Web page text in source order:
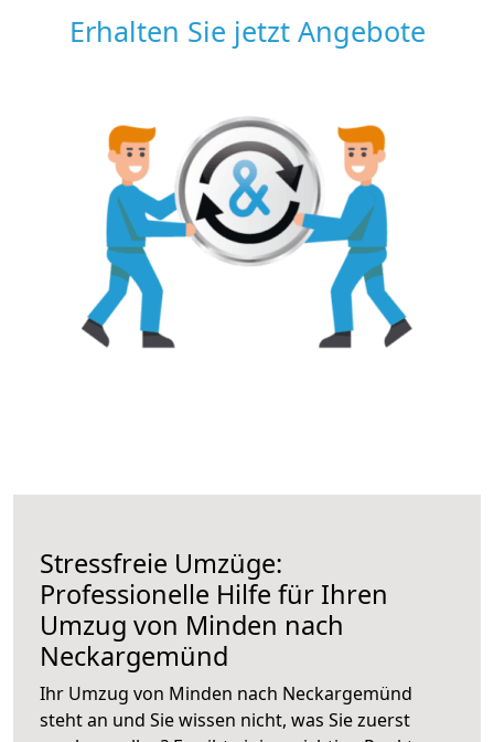
Erhalten Sie jetzt Angebote
Stressfreie Umzüge:
Professionelle Hilfe für Ihren
Umzug von Minden nach
Neckargemünd
Ihr Umzug von Minden nach Neckargemünd
steht an und Sie wissen nicht, was Sie zuerst